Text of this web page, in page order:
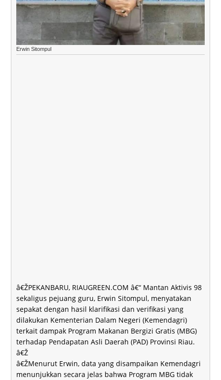
Erwin Sitompul
â€ŽPEKANBARU, RIAUGREEN.COM â€“ Mantan Aktivis 98
sekaligus pejuang guru, Erwin Sitompul, menyatakan
sepakat dengan hasil klarifikasi dan verifikasi yang
dilakukan Kementerian Dalam Negeri (Kemendagri)
terkait dampak Program Makanan Bergizi Gratis (MBG)
terhadap Pendapatan Asli Daerah (PAD) Provinsi Riau.
â€Ž
â€ŽMenurut Erwin, data yang disampaikan Kemendagri
menunjukkan secara jelas bahwa Program MBG tidak